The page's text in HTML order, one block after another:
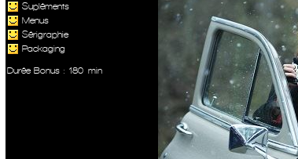
Supléments
Menus
Sérigraphie
Packaging
Durée Bonus : 180 min